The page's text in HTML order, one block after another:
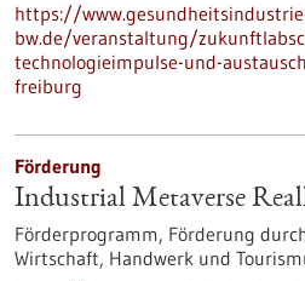
https://
bw.de/veranstaltung/
technologieimpulse-und-
freiburg
Förderung
Industrial Metaverse
Förderprogramm, Förderung
Wirtschaft, Handwerk und